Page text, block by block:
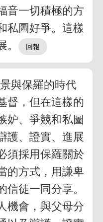
音一切積極的方
私圖好爭。這樣
與保羅的時代
督，但在這樣的
妒、爭競和私圖
護、證實、進展
須採用保羅關於
的方式，用謙卑
徒一同分享。
機會，與父母分